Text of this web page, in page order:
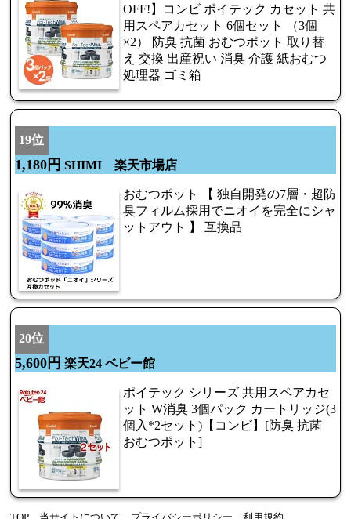
OFF!】コンビ ポイテック カセット 共
用スペアカセット 6個セット （3個
×2） 防臭 抗菌 おむつポット 取り替
え 交換 出産祝い 消臭 介護 紙おむつ
処理器 ゴミ箱
19位
1,180円 SHIMI 楽天市場店
おむつポット 【 独自開発の7層・超防
臭フィルム採用でニオイを完全にシャ
ットアウト 】 互換品
20位
5,600円 楽天24 ベビー館
ポイテック シリーズ 共用スペアカセ
ット W消臭 3個パック カートリッジ(3
個入*2セット)【コンビ】[防臭 抗菌
おむつポット]